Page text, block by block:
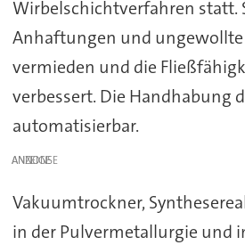
Wirbelschichtverfahren statt.
Anhaftungen und
vermieden und die
verbessert. Die Handhabung
automatisierbar.
ANZEIGE
Vakuumtrockner,
in der Pulvermetallurgie und